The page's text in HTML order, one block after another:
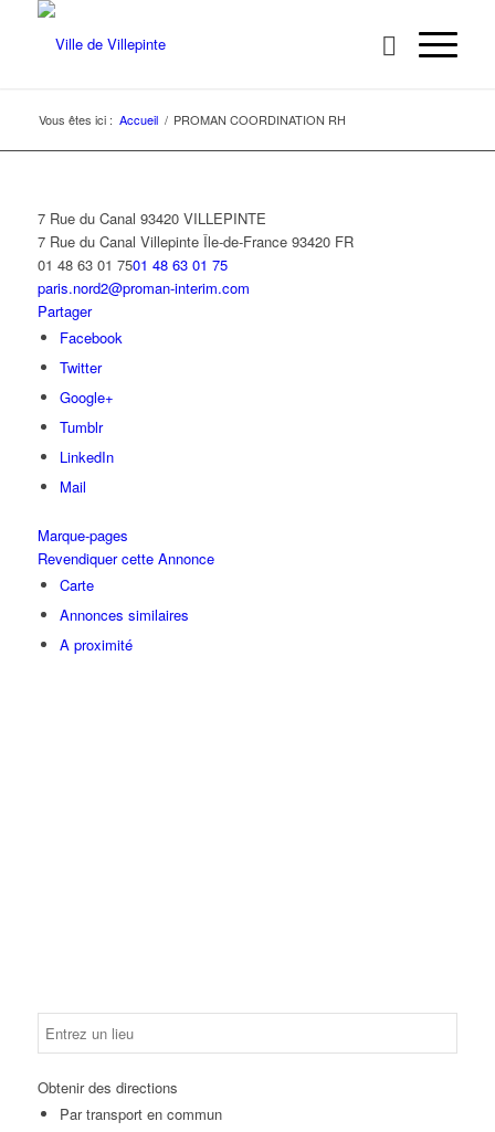
Vous êtes ici : Accueil / PROMAN COORDINATION RH
7 Rue du Canal 93420 VILLEPINTE
7 Rue du Canal Villepinte Île-de-France 93420 FR
01 48 63 01 7501 48 63 01 75
paris.nord2@proman-interim.com
Partager
Facebook
Twitter
Google+
Tumblr
LinkedIn
Mail
Marque-pages
Revendiquer cette Annonce
Carte
Annonces similaires
A proximité
Obtenir des directions
Par transport en commun